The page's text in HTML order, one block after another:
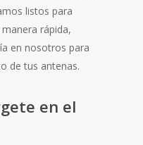
listos para
rápida,
en nosotros para
de tus antenas.
en el